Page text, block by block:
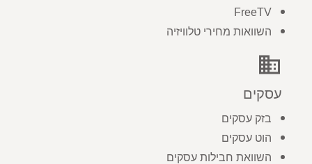
FreeTV
השוואות מחירי טלוויזיה
business
עסקים
בזק עסקים
הוט עסקים
השוואת חבילות עסקים